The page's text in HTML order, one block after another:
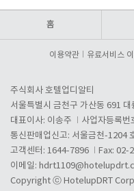
홈
이용약관 유료서비스
주식회사 호텔업디알티
서울특별시 금천구 가산동 691
대표이사: 이송주
사업자등록
통신판매업신고: 서울금천-1204
고객센터: 1644-7896
Fax: 02-
이메일:
Copyright ⓒ HotelupDRT